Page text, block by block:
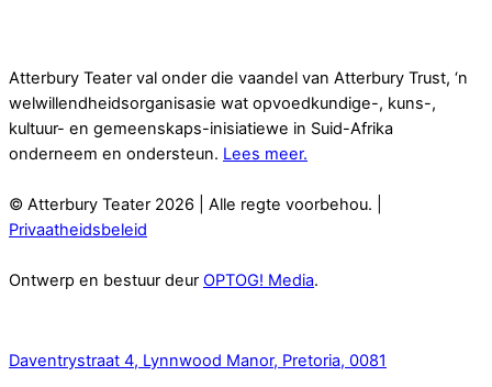
Atterbury Teater val onder die vaandel van Atterbury Trust, ‘n
welwillendheidsorganisasie wat opvoedkundige-, kuns-,
kultuur- en gemeenskaps-inisiatiewe in Suid-Afrika
onderneem en ondersteun. Lees meer.
© Atterbury Teater 2026 | Alle regte voorbehou. |
Privaatheidsbeleid
Ontwerp en bestuur deur OPTOG! Media.
Daventrystraat 4, Lynnwood Manor, Pretoria, 0081